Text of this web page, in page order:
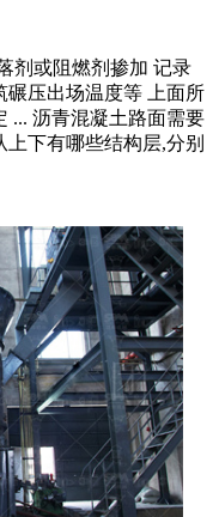
剂或阻燃剂掺加 记录
碾压出场温度等 上面所
... 沥青混凝土路面需要
下有哪些结构层,分别